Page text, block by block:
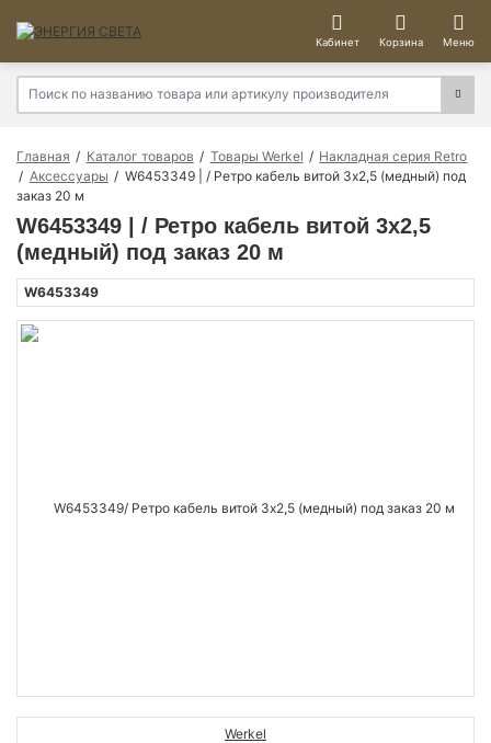
Кабинет Корзина Меню
Главная Каталог товаров Товары Werkel
Накладная серия Retro
Аксессуары
W6453349 | / Ретро кабель витой 3х2,5 (медный) под
заказ 20 м
W6453349 | / Ретро кабель витой 3х2,5
(медный) под заказ 20 м
W6453349
Werkel